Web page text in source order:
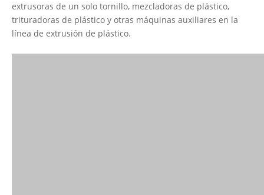
extrusoras de un solo tornillo, mezcladoras de plástico,
trituradoras de plástico y otras máquinas auxiliares en la
línea de extrusión de plástico.